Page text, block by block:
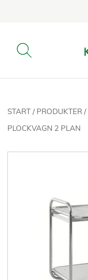
START / PRODUKTER /
PLOCKVAGN 2 PLAN